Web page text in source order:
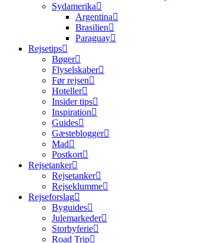
Sydamerika
Argentina
Brasilien
Paraguay
Rejsetips
Bøger
Flyselskaber
Før rejsen
Hoteller
Insider tips
Inspiration
Guides
Gæsteblogger
Mad
Postkort
Rejsetanker
Rejsetanker
Rejseklumme
Rejseforslag
Byguides
Julemarkeder
Storbyferie
Road Trip